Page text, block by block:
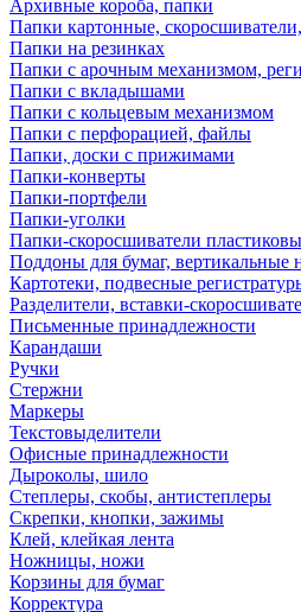
Архивные короба, папки
Папки картонные, скоросшиватели,
Папки на резинках
Папки с арочным механизмом,
Папки с вкладышами
Папки с кольцевым механизмом
Папки с перфорацией, файлы
Папки, доски с прижимами
Папки-конверты
Папки-портфели
Папки-уголки
Папки-скоросшиватели
Поддоны для бумаг, вертикальные
Картотеки, подвесные
Разделители, вставки-
Письменные принадлежности
Карандаши
Ручки
Стержни
Маркеры
Текстовыделители
Офисные принадлежности
Дыроколы, шило
Степлеры, скобы, антистеплеры
Скрепки, кнопки, зажимы
Клей, клейкая лента
Ножницы, ножи
Корзины для бумаг
Корректура